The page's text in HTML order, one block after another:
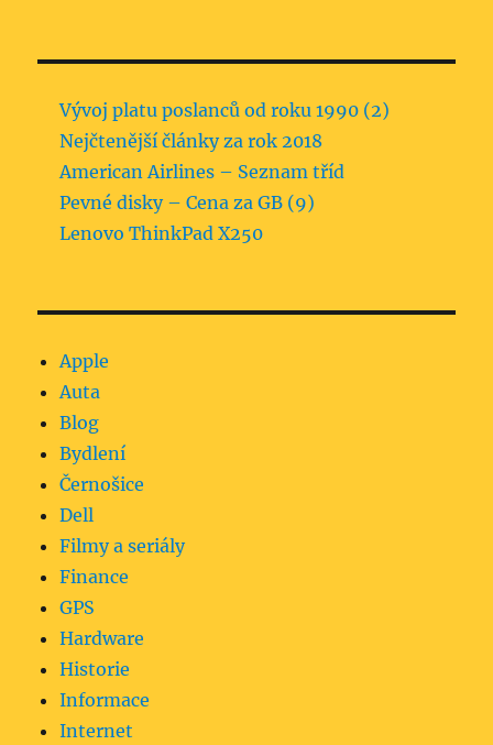
Vývoj platu poslanců od roku 1990 (2)
Nejčtenější články za rok 2018
American Airlines – Seznam tříd
Pevné disky – Cena za GB (9)
Lenovo ThinkPad X250
Apple
Auta
Blog
Bydlení
Černošice
Dell
Filmy a seriály
Finance
GPS
Hardware
Historie
Informace
Internet